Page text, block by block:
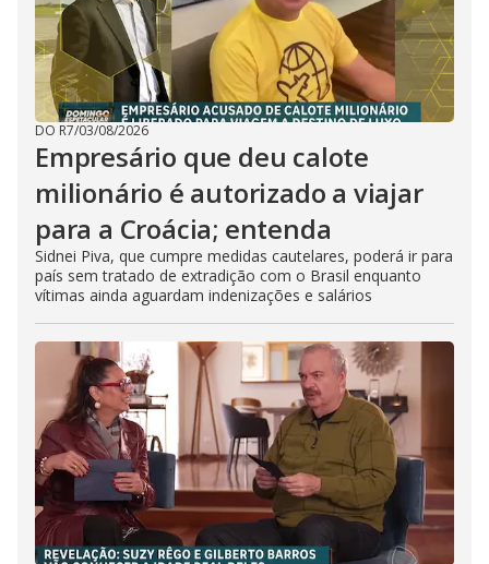
DO R7/03/08/2026
Empresário que deu calote
milionário é autorizado a viajar
para a Croácia; entenda
Sidnei Piva, que cumpre medidas cautelares, poderá ir para
país sem tratado de extradição com o Brasil enquanto
vítimas ainda aguardam indenizações e salários